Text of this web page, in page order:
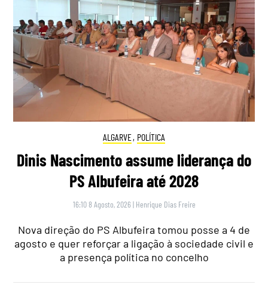
ALGARVE, POLÍTICA
Dinis Nascimento assume liderança do
PS Albufeira até 2028
16:10 8 Agosto, 2026 | Henrique Dias Freire
Nova direção do PS Albufeira tomou posse a 4 de
agosto e quer reforçar a ligação à sociedade civil e
a presença política no concelho